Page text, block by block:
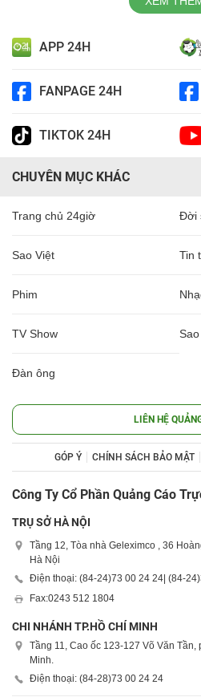
APP 24H
FANPAGE 24H
TIKTOK 24H
CHUYÊN MỤC KHÁC
Trang chủ 24giờ Đời
Sao Việt Tin
Phim
TV Show
Đàn ông
LIÊN HỆ
GÓP Ý CHÍNH SÁCH BẢO MẬT
Công Ty Cổ Phần Quảng Cáo
TRỤ SỞ HÀ NỘI
Tầng 12, Tòa nhà Geleximco , 36
Hà Nội
Điện thoại: (84-24)73 00 24 24| (84-24)
Fax:0243 512 1804
CHI NHÁNH TP.HỒ CHÍ MINH
Tầng 11, Cao ốc 123-127 Võ Văn
Minh.
Điện thoại: (84-28)73 00 24 24